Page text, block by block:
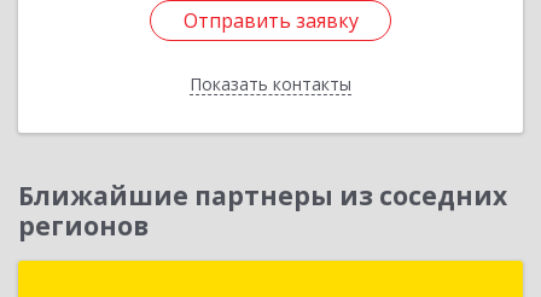
Отправить заявку
Показать контакты
Отправить заявку
Назад
Ближайшие партнеры из соседних
регионов